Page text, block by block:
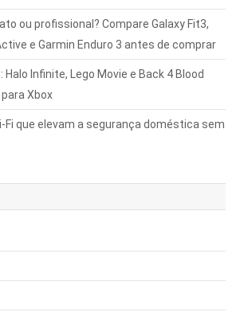
ou profissional? Compare Galaxy Fit3,
e Garmin Enduro 3 antes de comprar
Infinite, Lego Movie e Back 4 Blood
Xbox
Fi que elevam a segurança doméstica sem